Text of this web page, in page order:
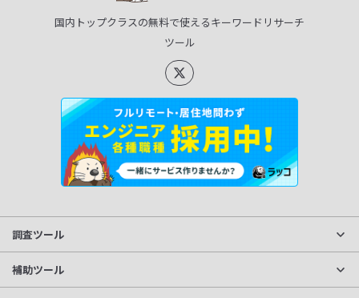
国内トップクラスの無料で使えるキーワードリサーチ
ツール
調査ツール
サイト分析
補助ツール